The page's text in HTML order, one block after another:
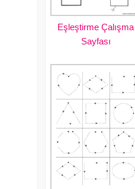
Eşleştirme Çalışma
Sayfası